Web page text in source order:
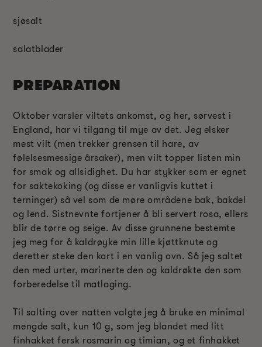
sjøsalt
salatblader
PREPARATION
Oktober varsler viltets ankomst, og her, sørvest i
England, har vi tilgang til mye av det. Jeg elsker
mest vilt (men trekker grensen til hare, av
følelsesmessige årsaker), men vilt topper listen min
for smak og allsidighet. Du har stykker som er egnet
for saktekoking (og disse er vanligvis kuttet i
terninger) så vel som de møre områdene bak, bakdel
og lend. Sistnevnte fortjener å bli servert rosa, ellers
blir de tørre og seige. Av disse grunnene bestemte
jeg meg for å kaldrøyke min lille kjøttknute og
deretter steke den kort i en vanlig ovn. Så jeg saltet
den med urter, marinerte den og kaldrøkte den som
forberedelse til matlaging.
Til salting over natten valgte jeg å bruke en minimal
mengde salt, kun 10 g, som jeg blandet med litt
finhakket fersk rosmarin og timian, og et finhakket